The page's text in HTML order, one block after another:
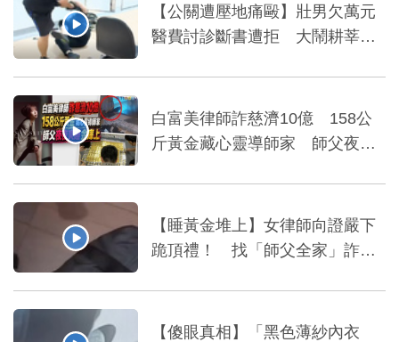
【公關遭壓地痛毆】壯男欠萬元
醫費討診斷書遭拒 大鬧耕莘醫
白富美律師詐慈濟10億 158公
斤黃金藏心靈導師家 師父夜夜
【睡黃金堆上】女律師向證嚴下
跪頂禮！ 找「師父全家」詐慈
【傻眼真相】「黑色薄紗內衣